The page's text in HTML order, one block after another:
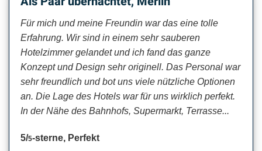
Für mich und meine Freundin war das eine tolle
Erfahrung. Wir sind in einem sehr sauberen
Hotelzimmer gelandet und ich fand das ganze
Konzept und Design sehr originell. Das Personal war
sehr freundlich und bot uns viele nützliche Optionen
an. Die Lage des Hotels war für uns wirklich perfekt.
In der Nähe des Bahnhofs, Supermarkt, Terrasse...
5/5-sterne, Perfekt